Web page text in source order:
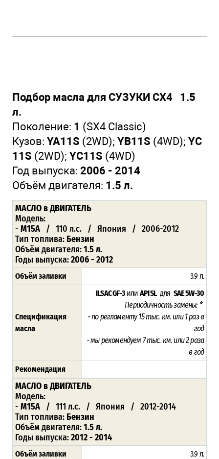
Подбор масла для СУЗУКИ СХ4 1.5
л.
Поколение: 1 (SX4 Classic)
Кузов: YA11S (2WD); YB11S (4WD); YC
11S (2WD); YC11S (4WD)
Год выпуска: 2006 - 2014
Объём двигателя: 1.5 л.
МАСЛО в ДВИГАТЕЛЬ
Модель:
- M15A / 110 л.с. / Япония / 2006-2012
Тип топлива: Бензин
Объём двигателя:1.5 л.
Годы выпуска:2006 - 2012
Объём заливки 3.9 л.
Спецификация
масла
ILSAC GF-3или API SLдля SAE 5W-30
Периодичность замены: *
- по регламенту 15тыс. км. или 1 раз в
год
- мы рекомендуем 7 тыс. км. или 2 раза
в год
Рекомендация
МАСЛО в ДВИГАТЕЛЬ
Модель:
- M15A / 111 л.с. / Япония / 2012-2014
Тип топлива: Бензин
Объём двигателя:1.5 л.
Годы выпуска:2012 - 2014
Объём заливки 3.9 л.